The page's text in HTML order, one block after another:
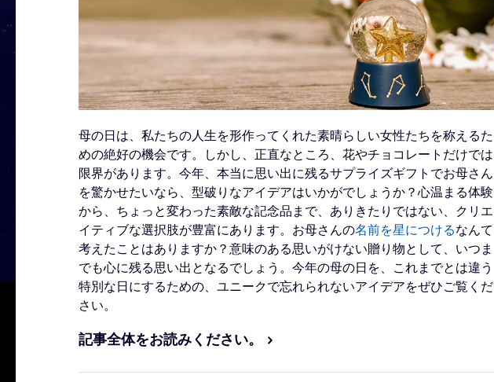
母の日は、私たちの人生を形作ってくれた素晴らしい女性たちを称えるた
めの絶好の機会です。しかし、正直なところ、花やチョコレートだけでは
限界があります。今年、本当に思い出に残るサプライズギフトでお母さん
を驚かせたいなら、型破りなアイデアはいかがでしょうか？心温まる体験
から、ちょっと変わった素敵な記念品まで、ありきたりではない、クリエ
イティブな選択肢が豊富にあります。お母さんの名前を星につけるなんて
考えたことはありますか？意味のある思いがけない贈り物として、いつま
でも心に残る思い出となるでしょう。今年の母の日を、これまでとは違う
特別な日にするための、ユニークで忘れられないアイデアをぜひご覧くだ
さい。
記事全体をお読みください。